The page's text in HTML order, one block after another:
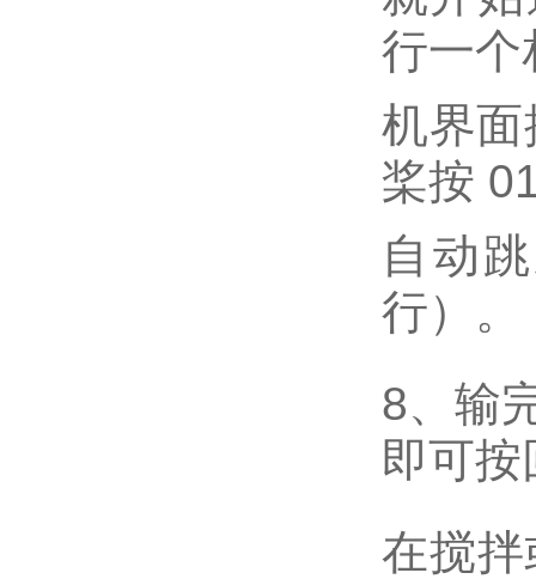
行一个
机界面
桨按
自动
行）。
8、输
即可按
在搅拌